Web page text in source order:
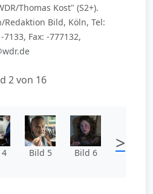
Thomas Kost" (S2+).
Redaktion Bild, Köln, Tel:
Fax: -777132,
2 von 16
Bild 5 Bild 6 >